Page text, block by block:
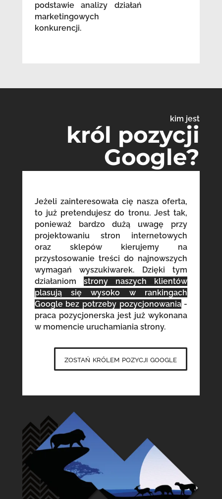
podstawie analizy działań
marketingowych
konkurencji.
kim jest
król pozycji
Google?
Jeżeli zainteresowała cię nasza oferta,
to już pretendujesz do tronu. Jest tak,
ponieważ bardzo dużą uwagę przy
projektowaniu stron internetowych
oraz sklepów kierujemy na
przystosowanie treści do najnowszych
wymagań wyszukiwarek. Dzięki tym
działaniom strony naszych klientów
plasują się wysoko w rankingach
Google bez potrzeby pozycjonowania-
praca pozycjonerska jest już wykonana
w momencie uruchamiania strony.
zostań królem pozycji google